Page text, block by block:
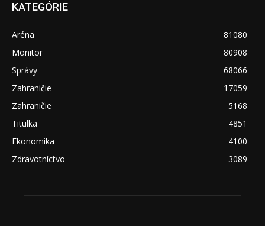
KATEGÓRIE
Aréna
81080
Monitor
80908
Správy
68066
Zahraničie
17059
Zahraničie
5168
Titulka
4851
Ekonomika
4100
Zdravotníctvo
3089